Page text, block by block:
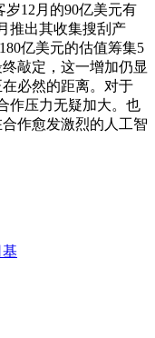
岁12月的90亿美元有
推出其收集搜刮产
亿美元的估值筹集5
敲定，这一增加仍显
必然的距离。对于
作压力无疑加大。也
作愈发激烈的人工智